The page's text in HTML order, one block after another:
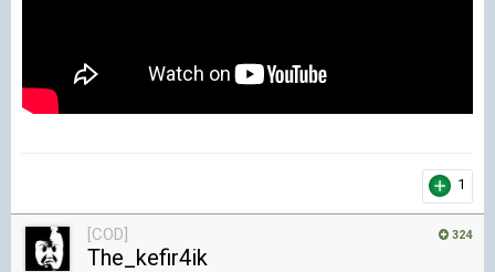
1
324
[COD]
The_kefir4ik